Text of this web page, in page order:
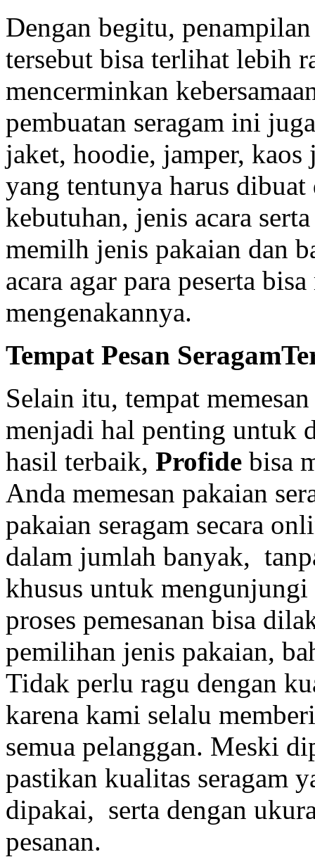
Dengan begitu,
tersebut bisa terlihat lebih
mencerminkan
pembuatan seragam ini
jaket, hoodie, jamper,
yang tentunya harus dibuat
kebutuhan, jenis acara
memilh jenis pakaian dan
acara agar para peserta
mengenakannya.
Tempat Pesan
Selain itu, tempat
menjadi hal penting untuk
hasil terbaik, Profide bisa
Anda memesan pakaian
pakaian seragam secara
dalam jumlah banyak,
khusus untuk
proses pemesanan bisa
pemilihan jenis pakaian,
Tidak perlu ragu dengan
karena kami selalu
semua pelanggan. Meski
pastikan kualitas seragam
dipakai, serta dengan
pesanan.